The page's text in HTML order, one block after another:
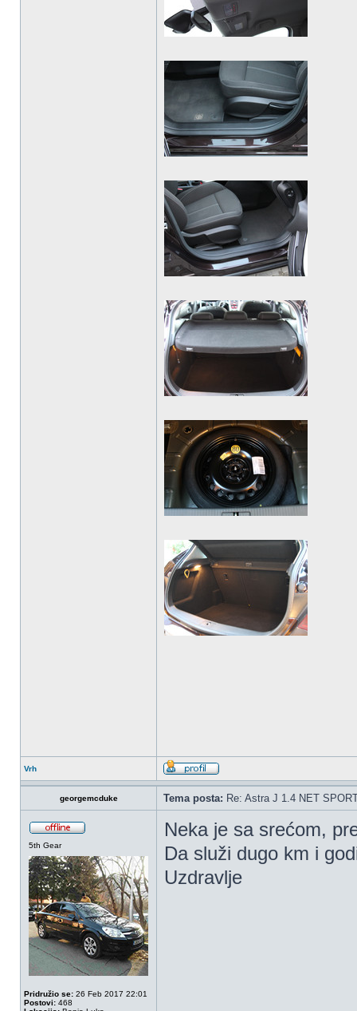
Vrh
georgemcduke Tema posta: Re: Astra J 1.4 NET
5th Gear
Pridružio se: 26 Feb 2017 22:01
Postovi: 468
Neka je sa srećom,
Da služi dugo km i
Uzdravlje